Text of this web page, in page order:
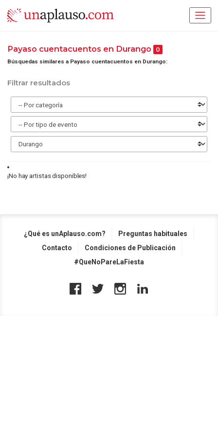
Payaso cuentacuentos en Durango 0
Búsquedas similares a Payaso cuentacuentos en Durango:
Filtrar resultados
¡No hay artistas disponibles!
¿Qué es unAplauso.com?
Preguntas habituales
Contacto
Condiciones de Publicación
#QueNoPareLaFiesta